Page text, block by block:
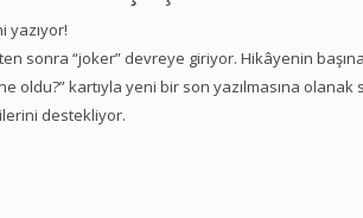
yazıyor!
sonra “joker” devreye giriyor. Hikâyenin
oldu?” kartıyla yeni bir son yazılmasına olanak
destekliyor.